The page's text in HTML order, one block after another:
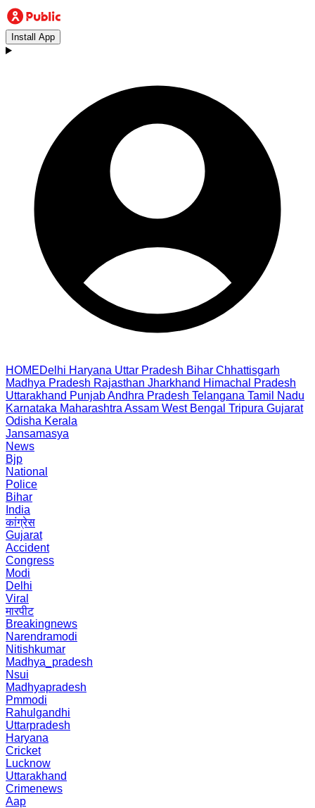
Install App
HOMEDelhi Haryana Uttar Pradesh Bihar Chhattisgarh
Madhya Pradesh Rajasthan Jharkhand Himachal Pradesh
Uttarakhand PunjabAndhra Pradesh Telangana Tamil Nadu
Karnataka Maharashtra Assam West Bengal Tripura Gujarat
Odisha Kerala
Jansamasya
News
Bjp
National
Police
Bihar
India
कांग्रेस
Gujarat
Accident
Congress
Modi
Delhi
Viral
मारपीट
Breakingnews
Narendramodi
Nitishkumar
Madhya_pradesh
Nsui
Madhyapradesh
Pmmodi
Rahulgandhi
Uttarpradesh
Haryana
Cricket
Lucknow
Uttarakhand
Crimenews
Aap